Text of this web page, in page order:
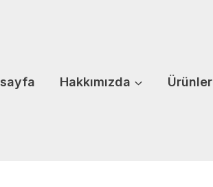
Hakkımızda Ürünler